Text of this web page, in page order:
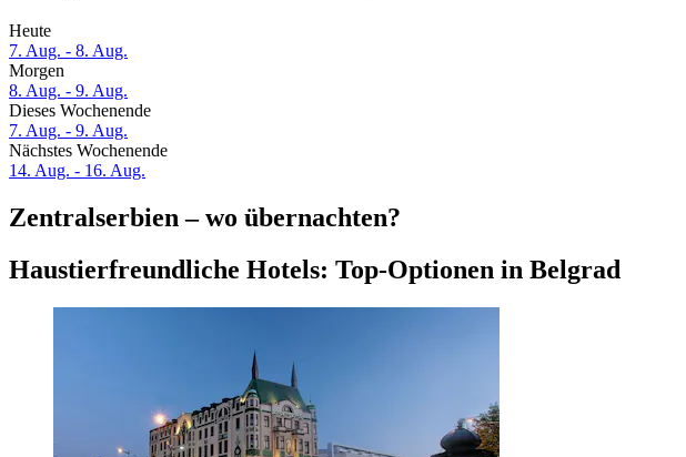
Heute
7. Aug. - 8. Aug.
Morgen
8. Aug. - 9. Aug.
Dieses Wochenende
7. Aug. - 9. Aug.
Nächstes Wochenende
14. Aug. - 16. Aug.
Zentralserbien – wo übernachten?
Haustierfreundliche Hotels: Top-Optionen in Belgrad